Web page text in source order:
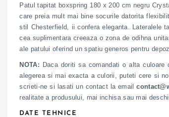
Patul tapitat boxspring 180 x 200 cm negru
care preia mult mai bine socurile datorita
stil Chesterfield, ii confera eleganta. Lateralele
cea suplimentara creeaza o zona de odihna
ale patului oferind un spatiu generos pentru
NOTA: Daca doriti sa comandati o alta
alegerea si mai exacta a culorii, puteti cere si
scrieti-ne si lasati un contact la email
realitate a produsului, mai inchisa sau mai
DATE TEHNICE